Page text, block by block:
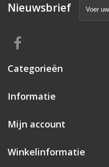
Nieuwsbrief
Categorieën
Informatie
Mijn account
Winkelinformatie